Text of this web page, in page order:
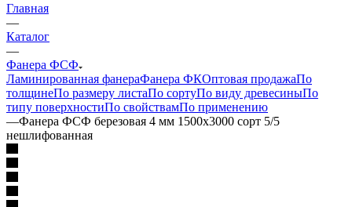
Главная
—
Каталог
—
Фанера ФСФ
Ламинированная фанераФанера ФКОптовая продажаПо
толщинеПо размеру листаПо сортуПо виду древесиныПо
типу поверхностиПо свойствамПо применению
—Фанера ФСФ березовая 4 мм 1500х3000 сорт 5/5
нешлифованная